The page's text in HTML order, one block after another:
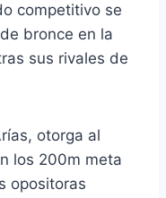
competitivo se
bronce en la
sus rivales de
otorga al
los 200m meta
opositoras